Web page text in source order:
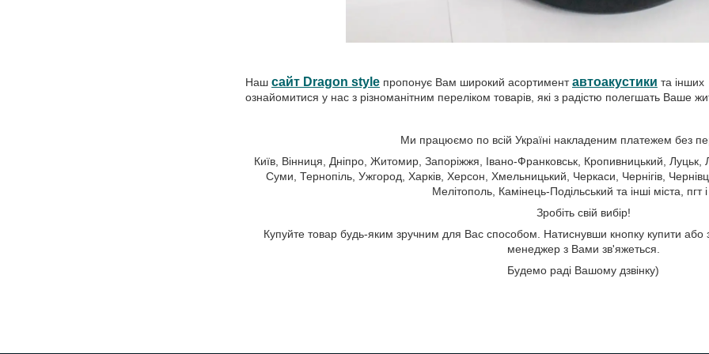
Наш сайт Dragon style пропонує Вам широкий асортиментавтоакустики та інших
ознайомитися у нас з різноманітним переліком товарів, які з радістю полегшать Ваше
Ми працюємо по всій Україні накладеним платежем без
Київ, Вінниця, Дніпро, Житомир, Запоріжжя, Івано-Франковськ, Кропивницький, Луцьк,
Суми, Тернопіль, Ужгород, Харків, Херсон, Хмельницький, Черкаси, Чернігів,
Мелітополь, Камінець-Подільський та інші міста, пгт
Зробіть свій вибір!
Купуйте товар будь-яким зручним для Вас способом. Натиснувши кнопку купити
менеджер з Вами зв'яжеться.
Будемо раді Вашому дзвінку)